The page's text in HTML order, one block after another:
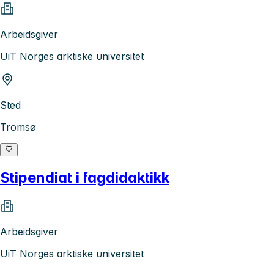
Arbeidsgiver
UiT Norges arktiske universitet
Sted
Tromsø
Stipendiat i fagdidaktikk
Arbeidsgiver
UiT Norges arktiske universitet